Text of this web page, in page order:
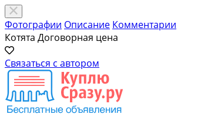
Фотографии Описание Комментарии
Котята Договорная цена
Связаться с автором